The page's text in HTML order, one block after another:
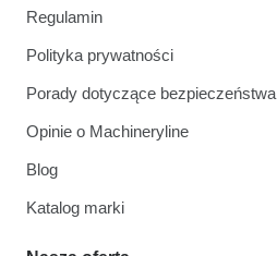
Regulamin
Polityka prywatności
Porady dotyczące bezpieczeństwa
Opinie o Machineryline
Blog
Katalog marki